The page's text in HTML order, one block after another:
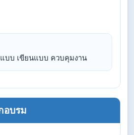
บบ เขียนแบบ ควบคุมงาน
อบรม